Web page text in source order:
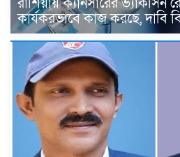
কার্যকরভাবে কাজ করছে, দাবি